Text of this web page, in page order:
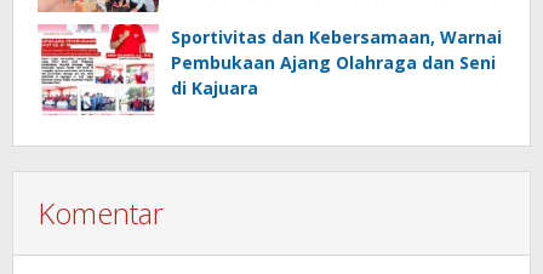
Sportivitas dan Kebersamaan, Warnai
Pembukaan Ajang Olahraga dan Seni
di Kajuara
Komentar